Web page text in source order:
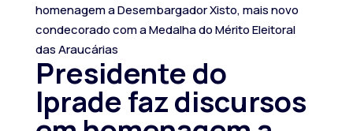
homenagem a Desembargador Xisto, mais novo
condecorado com a Medalha do Mérito Eleitoral
das Araucárias
Presidente do
Iprade faz discursos